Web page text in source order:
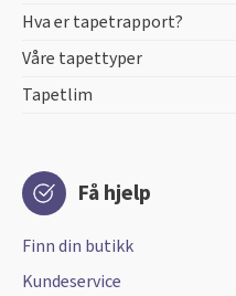
Hva er tapetrapport?
Våre tapettyper
Tapetlim
Få hjelp
Finn din butikk
Kundeservice